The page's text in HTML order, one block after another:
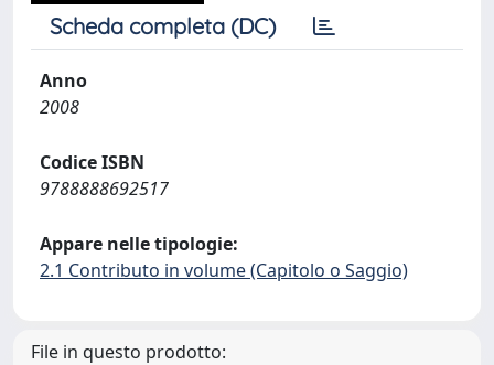
Scheda completa (DC)
Anno
2008
Codice ISBN
9788888692517
Appare nelle tipologie:
2.1 Contributo in volume (Capitolo o Saggio)
File in questo prodotto: